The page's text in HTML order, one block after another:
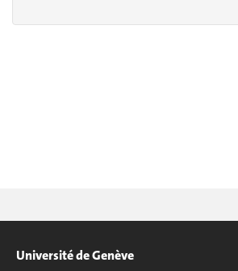
Université de Genève